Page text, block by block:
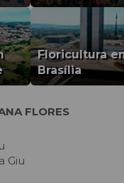
Floricultura
Brasília
FLORES
Giu